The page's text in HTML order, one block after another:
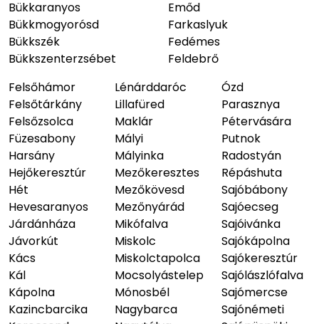
Bükkaranyos
Bükkmogyorósd
Bükkszék
Bükkszenterzsébet
Emőd
Farkaslyuk
Fedémes
Feldebrő
Felsőhámor
Felsőtárkány
Felsőzsolca
Füzesabony
Harsány
Hejőkeresztúr
Hét
Hevesaranyos
Járdánháza
Jávorkút
Kács
Kál
Kápolna
Kazincbarcika
Lénárddaróc
Lillafüred
Maklár
Mályi
Mályinka
Mezőkeresztes
Mezőkövesd
Mezőnyárád
Mikófalva
Miskolc
Miskolctapolca
Mocsolyástelep
Mónosbél
Nagybarca
Ózd
Parasznya
Pétervására
Putnok
Radostyán
Répáshuta
Sajóbábony
Sajóecseg
Sajóivánka
Sajókápolna
Sajókeresztúr
Sajólászlófalva
Sajómercse
Sajónémeti